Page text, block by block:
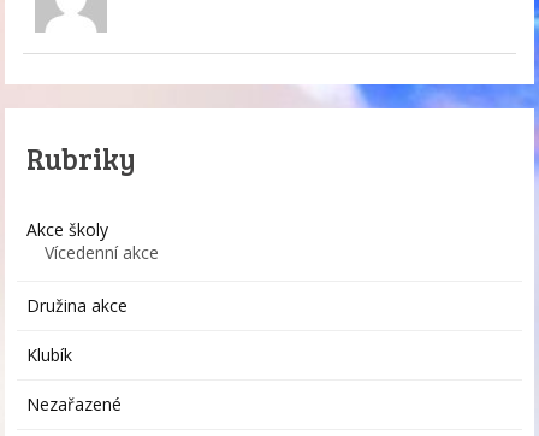
Rubriky
Akce školy
Vícedenní akce
Družina akce
Klubík
Nezařazené